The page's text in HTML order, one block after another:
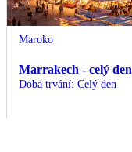
Maroko
Marrakech - celý den
Doba trvání: Celý den